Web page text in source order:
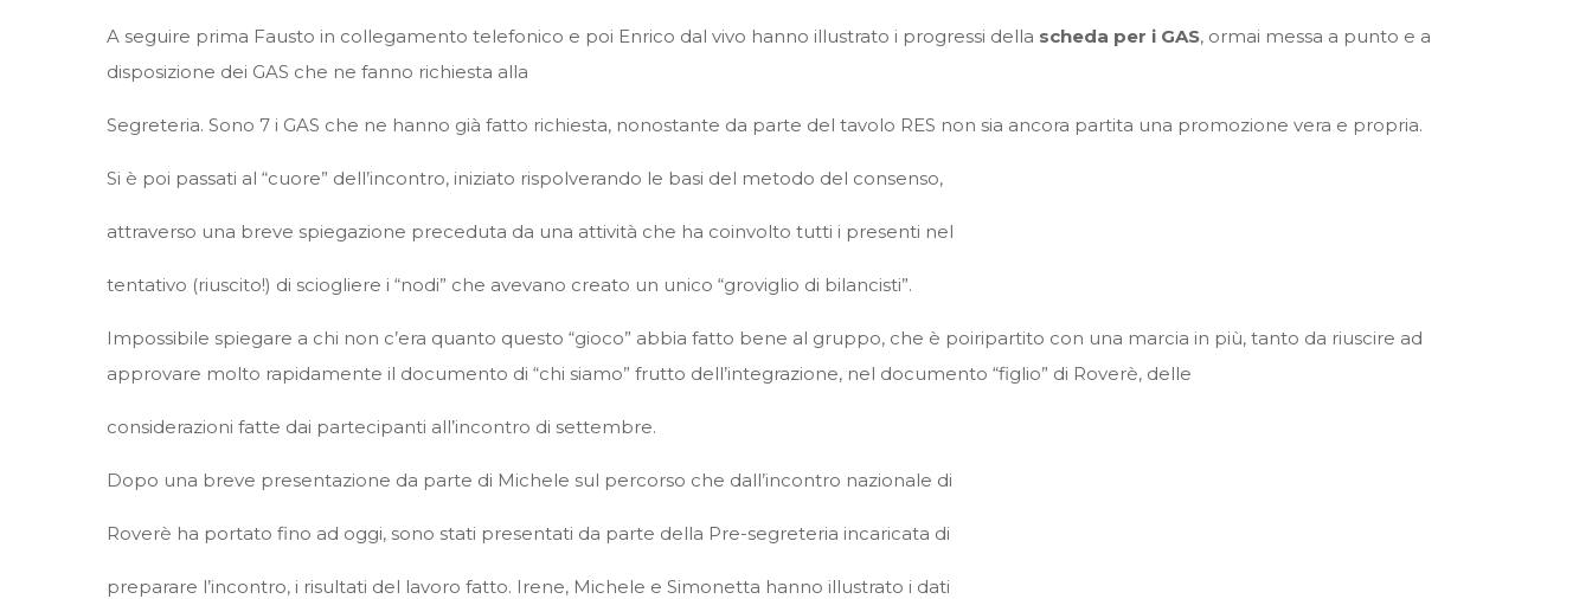
A seguire prima Fausto in collegamento telefonico e poi Enrico dal vivo hanno illustrato i progressi della scheda per i GAS, ormai messa a punto e a
disposizione dei GAS che ne fanno richiesta alla
Segreteria. Sono 7 i GAS che ne hanno già fatto richiesta, nonostante da parte del tavolo RES non sia ancora partita una promozione vera e propria.
Si è poi passati al “cuore” dell’incontro, iniziato rispolverando le basi del metodo del consenso,
attraverso una breve spiegazione preceduta da una attività che ha coinvolto tutti i presenti nel
tentativo (riuscito!) di sciogliere i “nodi” che avevano creato un unico “groviglio di bilancisti”.
Impossibile spiegare a chi non c’era quanto questo “gioco” abbia fatto bene al gruppo, che è poiripartito con una marcia in più, tanto da riuscire ad
approvare molto rapidamente il documento di “chi siamo” frutto dell’integrazione, nel documento “figlio” di Roverè, delle
considerazioni fatte dai partecipanti all’incontro di settembre.
Dopo una breve presentazione da parte di Michele sul percorso che dall’incontro nazionale di
Roverè ha portato fino ad oggi, sono stati presentati da parte della Pre-segreteria incaricata di
preparare l’incontro, i risultati del lavoro fatto. Irene, Michele e Simonetta hanno illustrato i dati